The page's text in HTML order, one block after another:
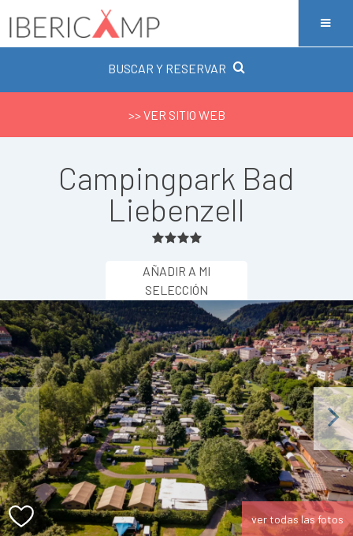
BUSCAR Y RESERVAR
>> VER SITIO WEB
Campingpark Bad
Liebenzell
AÑADIR A MI
SELECCIÓN
Next
ver todas las fotos